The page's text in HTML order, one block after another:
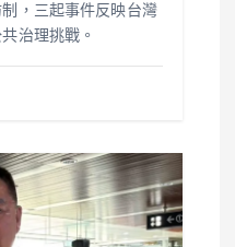
，三起事件反映台灣
治理挑戰。